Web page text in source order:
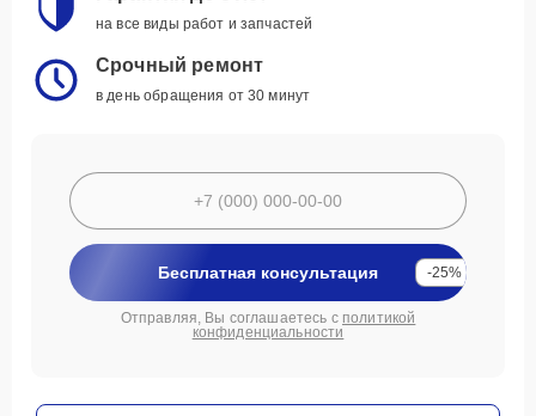
на все виды работ и запчастей
Срочный ремонт
в день обращения от 30 минут
Бесплатная консультация -25%
Отправляя, Вы соглашаетесь с политикой
конфиденциальности